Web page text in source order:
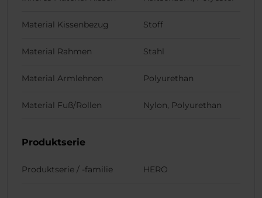
Material Kissenbezug Stoff
Material Rahmen Stahl
Material Armlehnen Polyurethan
Material Fuß/Rollen Nylon, Polyurethan
Produktserie
Produktserie / -familie HERO